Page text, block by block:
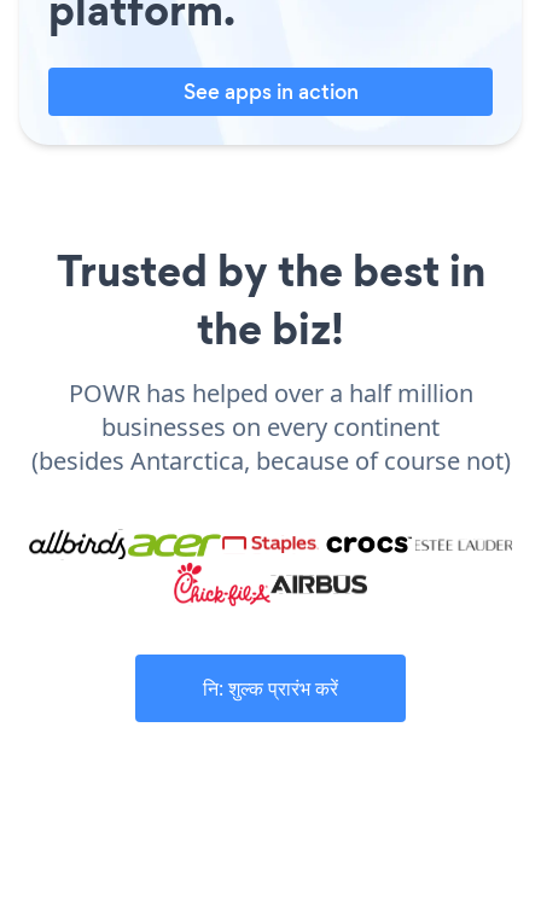
See apps in action
Trusted by the best in
the biz!
POWR has helped over a half million
businesses on every continent
(besides Antarctica, because of course not)
नि: शुल्क प्रारंभ करें